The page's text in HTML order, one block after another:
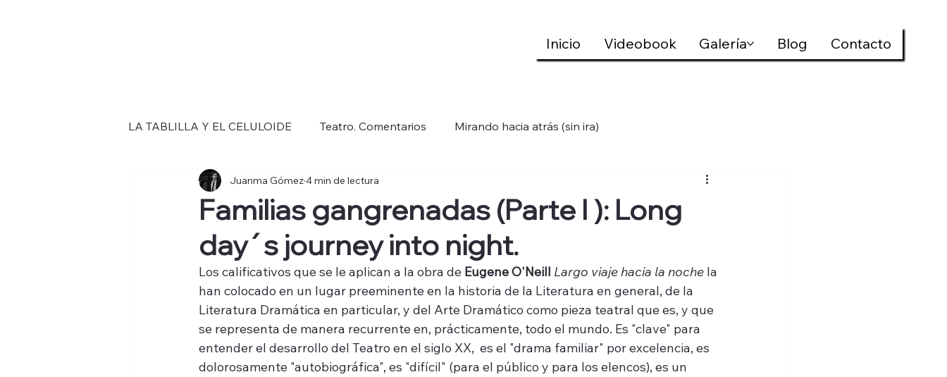
Inicio Videobook Galería Blog Contacto
LA TABLILLA Y EL CELULOIDE Teatro. Comentarios Mirando hacia atrás (sin ira)
Familias gangrenadas (Parte I ): Long
day´s journey into night.
Juanma Gómez4 min de lectura
Los calificativos que se le aplican a la obra de Eugene O'Neill Largo viaje hacia la noche la
han colocado en un lugar preeminente en la historia de la Literatura en general, de la
Literatura Dramática en particular, y del Arte Dramático como pieza teatral que es, y que
se representa de manera recurrente en, prácticamente, todo el mundo. Es "clave" para
entender el desarrollo del Teatro en el siglo XX,  es el "drama familiar" por excelencia, es
dolorosamente "autobiográfica", es "difícil" (para el público y para los elencos), es un